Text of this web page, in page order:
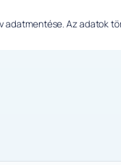
adatmentése. Az adatok